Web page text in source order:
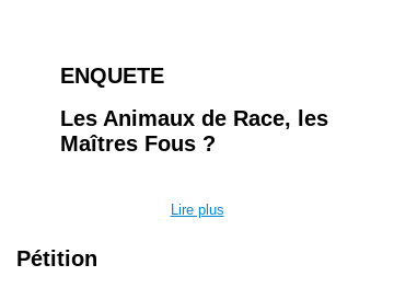
ENQUETE
Les Animaux de Race, l es
Maîtres Fous ?
Lire plus
Pétition